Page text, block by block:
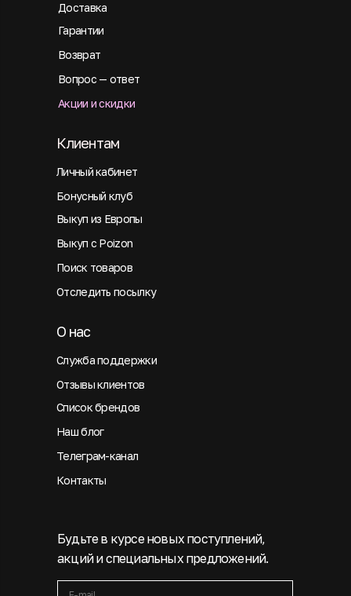
Будьте в курсе новых поступлений,
акций и специальных предложений.
Доставка
Гарантии
Возврат
Вопрос — ответ
Акции и скидки
Личный кабинет
Клиентам
Бонусный клуб
Выкуп из Европы
Выкуп с Poizon
Поиск товаров
Отследить посылку
Служба поддержки
О нас
Отзывы клиентов
Список брендов
Наш блог
Телеграм-канал
Контакты